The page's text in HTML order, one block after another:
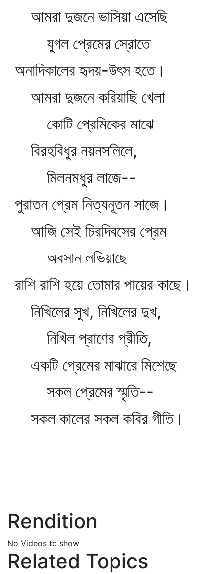
আমরা দুজনে ভাসিয়া এসেছি
যুগল প্রেমের স্রোতে
অনাদিকালের হৃদয়-উৎস হতে।
আমরা দুজনে করিয়াছি খেলা
কোটি প্রেমিকের মাঝে
বিরহবিধুর নয়নসলিলে,
মিলনমধুর লাজে--
পুরাতন প্রেম নিত্যনূতন সাজে।
আজি সেই চিরদিবসের প্রেম
অবসান লভিয়াছে
রাশি রাশি হয়ে তোমার পায়ের কাছে।
নিখিলের সুখ, নিখিলের দুখ,
নিখিল প্রাণের প্রীতি,
একটি প্রেমের মাঝারে মিশেছে
সকল প্রেমের স্মৃতি--
সকল কালের সকল কবির গীতি।
Rendition
No Videos to show
Related Topics